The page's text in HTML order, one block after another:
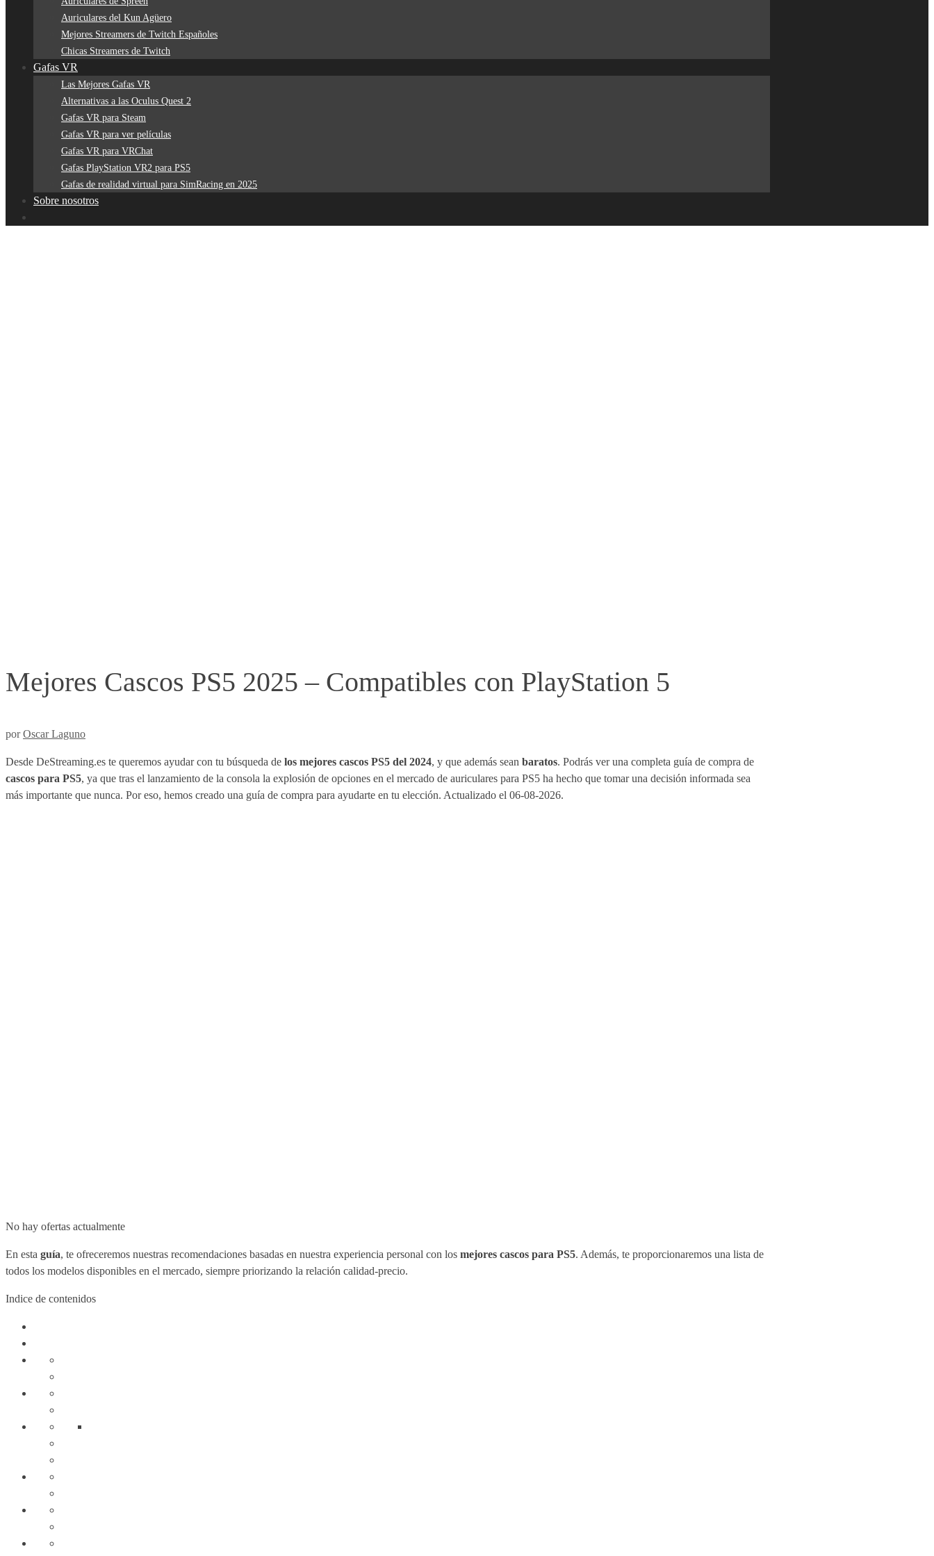
Auriculares del Kun Agüero
Mejores Streamers de Twitch Españoles
Chicas Streamers de Twitch
Gafas VR
Las Mejores Gafas VR
Alternativas a las Oculus Quest 2
Gafas VR para Steam
Gafas VR para ver películas
Gafas VR para VRChat
Gafas PlayStation VR2 para PS5
Gafas de realidad virtual para SimRacing en 2025
Sobre nosotros
Mejores Cascos PS5 2025 – Compatibles con PlayStation 5
porOscar Laguno
Desde DeStreaming.es te queremos ayudar con tu búsqueda de los mejores cascos PS5 del 2024, y que además sean baratos. Podrás ver una completa guía de compra de
cascos para PS5, ya que tras el lanzamiento de la consola la explosión de opciones en el mercado de auriculares para PS5 ha hecho que tomar una decisión informada sea
más importante que nunca. Por eso, hemos creado una guía de compra para ayudarte en tu elección. Actualizado el 06-08-2026.
No hay ofertas actualmente
En esta guía, te ofreceremos nuestras recomendaciones basadas en nuestra experiencia personal con los mejores cascos para PS5. Además, te proporcionaremos una lista de
todos los modelos disponibles en el mercado, siempre priorizando la relación calidad-precio.
Indice de contenidos